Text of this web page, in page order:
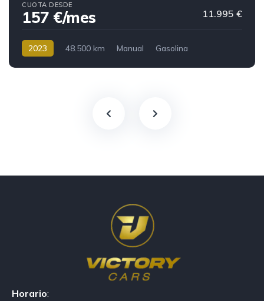
CUOTA DESDE
157 €/mes 11.995 €
2023 48.500 km Manual
Gasolina
Horario: